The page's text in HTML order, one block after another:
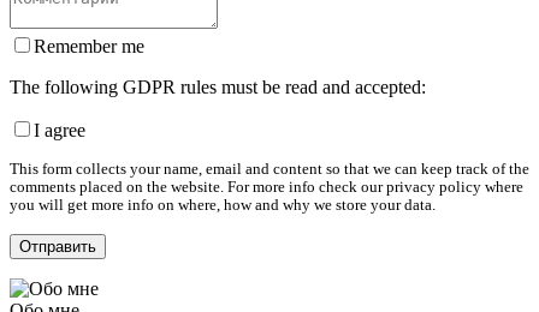
Remember me
The following GDPR rules must be read and accepted:
I agree
This form collects your name, email and content so that we can keep track of the
comments placed on the website. For more info check our privacy policy where
you will get more info on where, how and why we store your data.